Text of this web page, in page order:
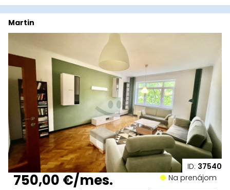
ID: 37540
Martin
750,00 €/mes. Na prenájom